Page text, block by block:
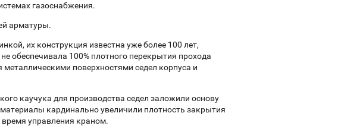
газоснабжения.
арматуры.
их конструкция известна уже более 100 лет,
обеспечивала 100% плотного перекрытия прохода
металлическими поверхностями седел корпуса и
каучука для производства седел заложили основу
кардинально увеличили плотность закрытия
управления краном.